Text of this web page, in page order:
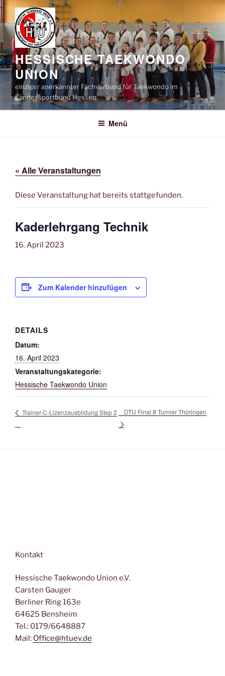
Zum
Inhalt
springen
HESSISCHE TAEKWONDO
UNION
einziger anerkannter Fachverband für Taekwondo im
Landessportbund Hessen
Menü
« Alle Veranstaltungen
Diese Veranstaltung hat bereits stattgefunden.
Kaderlehrgang Technik
16. April 2023
Zum Kalender hinzufügen
DETAILS
Datum:
16. April 2023
Veranstaltungskategorie:
Hessische Taekwondo Union
Trainer-C-Lizenzausbildung Step 2 DTU Final 8 Turnier Thüringen
Kontakt
Hessische Taekwondo Union e.V.
Carsten Gauger
Berliner Ring 163e
64625 Bensheim
Tel.: 0179/6648887
Mail: Office@htuev.de